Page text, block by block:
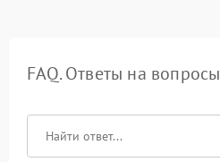
FAQ. Ответы на вопросы